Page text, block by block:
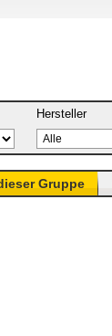
Hersteller
Gruppe